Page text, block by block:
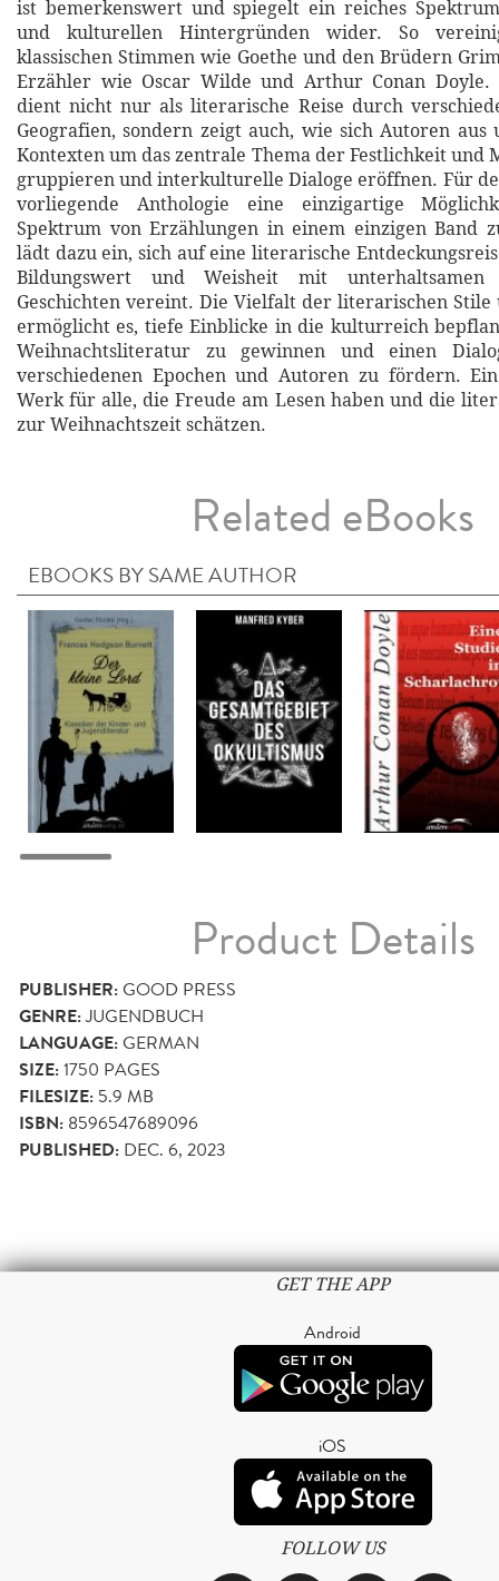
ist bemerkenswert und spiegelt ein reiches
und kulturellen Hintergründen wider. So
klassischen Stimmen wie Goethe und den Brüdern
Erzähler wie Oscar Wilde und Arthur Conan Doyle.
dient nicht nur als literarische Reise durch
Geografien, sondern zeigt auch, wie sich Autoren aus
Kontexten um das zentrale Thema der Festlichkeit und
gruppieren und interkulturelle Dialoge eröffnen. Für
vorliegende Anthologie eine einzigartige
Spektrum von Erzählungen in einem einzigen Band
lädt dazu ein, sich auf eine literarische
Bildungswert und Weisheit mit unterhaltsamen
Geschichten vereint. Die Vielfalt der literarischen Stile
ermöglicht es, tiefe Einblicke in die kulturreich
Weihnachtsliteratur zu gewinnen und einen
verschiedenen Epochen und Autoren zu fördern.
Werk für alle, die Freude am Lesen haben und die
zur Weihnachtszeit schätzen.
Related eBooks
EBOOKS BY SAME AUTHOR
Product Details
PUBLISHER:GOOD PRESS
GENRE:JUGENDBUCH
LANGUAGE:GERMAN
SIZE:1750 PAGES
FILESIZE: 5.9 MB
ISBN: 8596547689096
PUBLISHED: DEC. 6, 2023
GET THE APP
Android
iOS
FOLLOW US